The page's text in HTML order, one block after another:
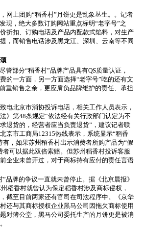
上团购“稻香村”月饼更是乱象丛生。。记者
现，绝大多数订购网站重点标明“老字号”之
折扣、订购电话及产品内配款式馅料，对生产
，而销售电话涉及黑龙江、深圳、云南等不同
部分“稻香村”品牌产品具有QS质量认证，
的一方面，另一方面选择“老字号”吃的还有文
重销售之余，更应肩负品牌维护的责任、承担
北京市消协投诉电话，相关工作人员表示，
》第48条规定“依法经有关行政部门认定为不
退货的，经营者应当负责退货”，建议记者联
京市工商局12315热线表示，系统显示“稻香
有，如果苏州稻香村出示消费者所购产品为“假
者可以据此双倍索赔。但苏州稻香村投诉客服
企业未曾开过，对于商标持有应付的责任言语
牌的争议一直就未曾停止。据《北京晨报》
稻香村就曾认为保定稻香村涉及商标侵权，
截至目前两家还有官司在司法程序中。《京华
还与其商标授权企业黑马公司因拖欠商标使用
对簿公堂，黑马公司委托生产的月饼更是被消